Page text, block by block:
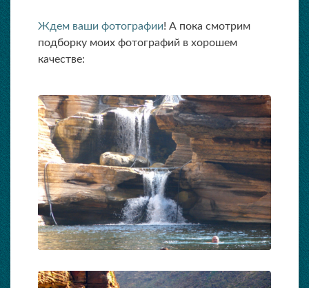
Ждем ваши фотографии! А пока смотрим
подборку моих фотографий в хорошем
качестве: